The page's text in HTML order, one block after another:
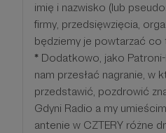
imię i nazwisko (lub
firmy, przedsięwzięcia,
będziemy je powtarzać co
* Dodatkowo, jako
nam przesłać nagranie, w
przedstawić, pozdrowić
Gdyni Radio a my
antenie w CZTERY różne